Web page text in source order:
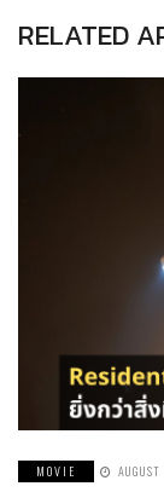
RELATED
MOVIE